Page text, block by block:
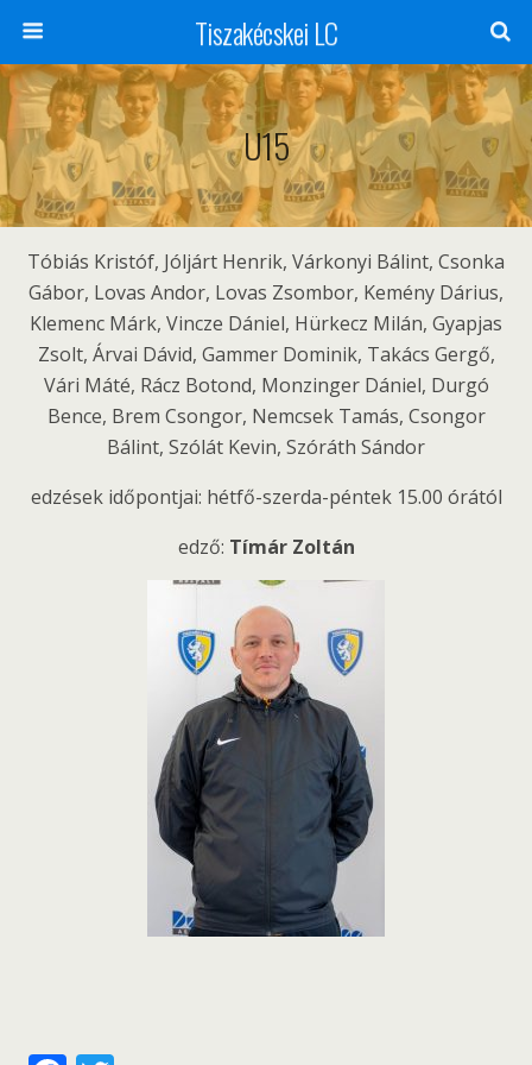
Tiszakécskei LC
U15
Tóbiás Kristóf, Jóljárt Henrik, Várkonyi Bálint, Csonka
Gábor, Lovas Andor, Lovas Zsombor, Kemény Dárius,
Klemenc Márk, Vincze Dániel, Hürkecz Milán, Gyapjas
Zsolt, Árvai Dávid, Gammer Dominik, Takács Gergő,
Vári Máté, Rácz Botond, Monzinger Dániel, Durgó
Bence, Brem Csongor, Nemcsek Tamás, Csongor
Bálint, Szólát Kevin, Szóráth Sándor
edzések időpontjai: hétfő-szerda-péntek 15.00 órától
edző: Tímár Zoltán